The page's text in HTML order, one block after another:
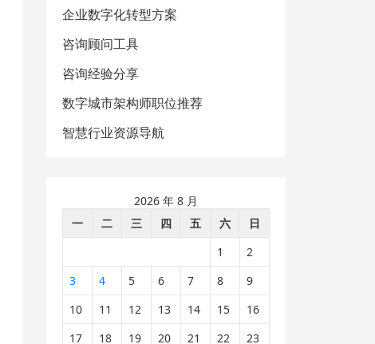
企业数字化转型方案
咨询顾问工具
咨询经验分享
数字城市架构师职位推荐
智慧行业资源导航
2026 年 8 月
一
二 三 四 五 六
日
1
2
3
4 5 6 7 8
9
10
11 12 13 14 15
16
17
18 19 20 21 22
23